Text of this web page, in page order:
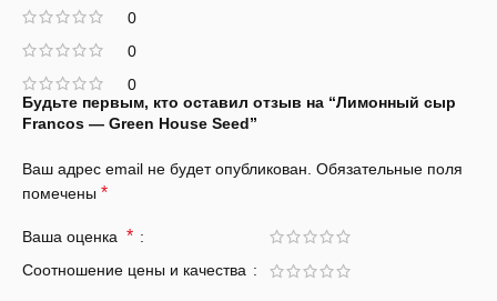
0
0
0
Будьте первым, кто оставил отзыв на “Лимонный сыр
Francos — Green House Seed”
Ваш адрес email не будет опубликован. Обязательные поля
помечены *
Ваша оценка *
Соотношение цены и качества